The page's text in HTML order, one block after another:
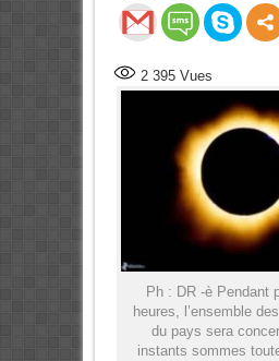
2 395Vues
Ph : DR -è Pendant
heures, l’ensemble
du pays sera
instants sommes